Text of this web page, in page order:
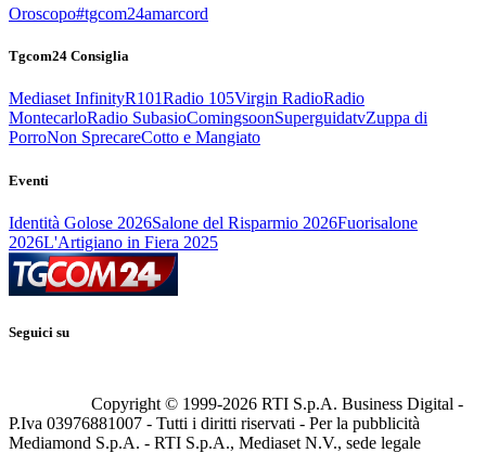
Oroscopo#tgcom24amarcord
Tgcom24 Consiglia
Mediaset InfinityR101Radio 105Virgin RadioRadio
MontecarloRadio SubasioComingsoonSuperguidatvZuppa di
PorroNon SprecareCotto e Mangiato
Eventi
Identità Golose 2026Salone del Risparmio 2026Fuorisalone
2026L'Artigiano in Fiera 2025
Seguici su
Copyright © 1999-2026 RTI S.p.A. Business Digital -
P.Iva 03976881007 - Tutti i diritti riservati - Per la pubblicità
Mediamond S.p.A. - RTI S.p.A., Mediaset N.V., sede legale